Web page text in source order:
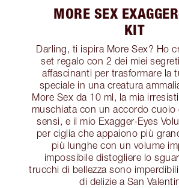
MORE SEX
KIT
Darling, ti ispira More Sex? Ho
set regalo con 2 dei miei
affascinanti per trasformare la
speciale in una creatura
More Sex da 10 ml, la mia
muschiata con un accordo cuoio
sensi, e il mio Exagger-Eyes
per ciglia che appaiono più
più lunghe con un volume
impossibile distogliere lo
trucchi di bellezza sono
di delizie a San